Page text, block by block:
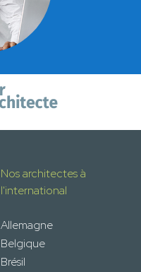
Nos architectes à
l'international
Allemagne
Belgique
Brésil